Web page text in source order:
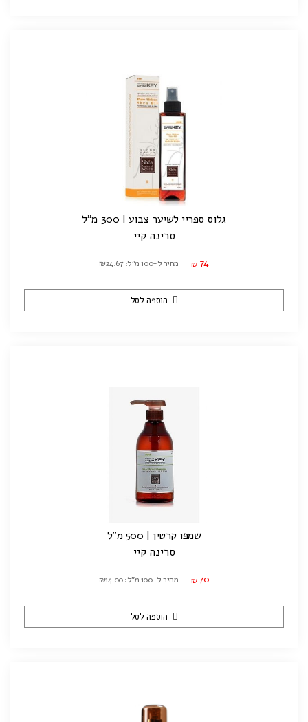
גלוס ספריי לשיער צבוע | 300 מ"ל
סרינה קיי
₪ 74 מחיר ל-100 מ"ל: ₪24.67
הוספה לסל
שמפו קרטין | 500 מ"ל
סרינה קיי
₪ 70 מחיר ל-100 מ"ל: ₪14.00
הוספה לסל